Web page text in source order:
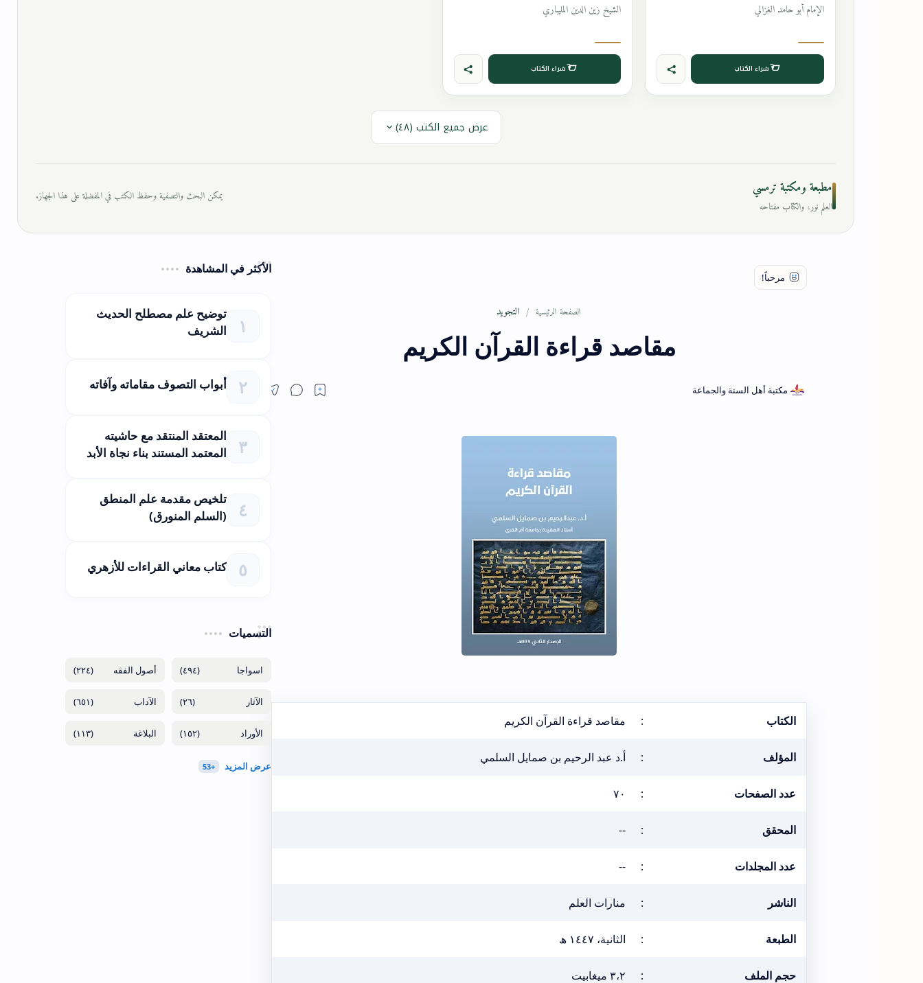
الإمام أبو حامد الغزالي
شراء الكتاب
الشيخ زين الدين المليباري
شراء الكتاب
عرض جميع الكتب (٤٨)
مطبعة ومكتبة ترمسي
العلم نور، والكتاب مفتاحه
يمكن البحث والتصفية وحفظ الكتب في المفضلة على هذا الجهاز.
الصفحة الرئيسية التجويد
مقاصد قراءة القرآن الكريم
الكتاب : مقاصد قراءة القرآن الكريم
المؤلف : أ.د عبد الرحيم بن صمايل السلمي
عدد الصفحات : ٧٠
المحقق :
--
عدد المجلدات :
--
الناشر : منارات العلم
الطبعة : الثانية، ١٤٤٧ ھ
حجم الملف : ٣،٢ ميغابيت
الأكثر في المشاهدة
توضيح علم مصطلح الحديث
الشريف
أبواب التصوف مقاماته وآفاته
المعتقد المنتقد مع حاشيته
المعتمد المستند بناء نجاة الأبد
تلخيص مقدمة علم المنطق
(السلم المنورق)
كتاب معاني القراءات للأزهري
التسميات
(٤٩٤) (٢٢٤)
(٢٦) (٦٥١)
(١٥٢) (١١٣)